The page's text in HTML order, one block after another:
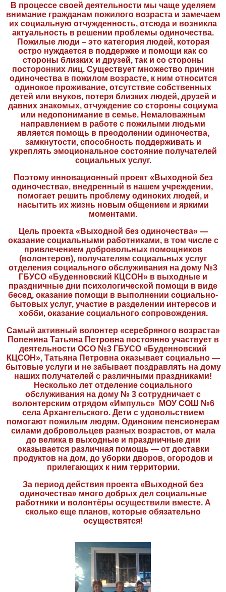
В процессе своей деятельности мы чаще уделяем
внимание гражданам пожилого возраста и замечаем
их социальную отчужденность, отсюда и возникла
актуальность в решении проблемы одиночества.
Пожилые люди – это категория людей, которая
остро нуждается в поддержке и помощи как со
стороны близких и друзей, так и со стороны
посторонних лиц. Существует множество причин
одиночества в пожилом возрасте, к ним относится
одинокое проживание, отсутствие собственных
детей или внуков, потеря близких людей, друзей и
давних знакомых, отчуждение со стороны социума
или недопонимание в семье. Немаловажным
направлением в работе с пожилыми людьми
является помощь в преодолении одиночества,
замкнутости, способность поддерживать и
укреплять эмоциональное состояние получателей
социальных услуг.
Поэтому инновационный проект «Выходной без
одиночества», внедренный в нашем учреждении,
помогает решить проблему одиноких людей, и
насытить их жизнь новым общением и яркими
моментами.
Цель проекта «Выходной без одиночества» —
оказание социальными работниками, в том числе с
привлечением добровольных помощников
(волонтеров), получателям социальных услуг
отделения социального обслуживания на дому №3
ГБУСО «Буденновский КЦСОН» в выходные и
праздничные дни психологической помощи в виде
бесед, оказание помощи в выполнении социально-
бытовых услуг, участие в разделении интересов и
хобби, оказание социального сопровождения.
Самый активный волонтер «серебряного возраста»
Попенина Татьяна Петровна постоянно участвует в
деятельности ОСО №3 ГБУСО «Буденновский
КЦСОН», Татьяна Петровна оказывает социально —
бытовые услуги и не забывает поздравлять на дому
наших получателей с различными праздниками!
Несколько лет отделение социального
обслуживания на дому № 3 сотрудничает с
волонтерским отрядом «Импульс» МОУ СОШ №6
села Архангельского. Дети с удовольствием
помогают пожилым людям. Одиноким пенсионерам
силами добровольцев разных возрастов, от мала
до велика в выходные и праздничные дни
оказывается различная помощь — от доставки
продуктов на дом, до уборки дворов, огородов и
прилегающих к ним территории.
За период действия проекта «Выходной без
одиночества» много добрых дел социальные
работники и волонтёры осуществили вместе. А
сколько еще планов, которые обязательно
осуществятся!